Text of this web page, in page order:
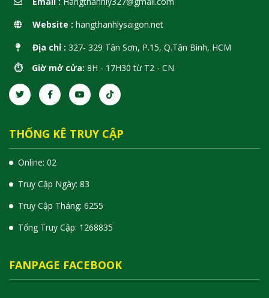
Website : hangthanhlysaigon.net
Địa chỉ : 327- 329 Tân Sơn, P.15, Q.Tân Bình, HCM
⏱️ Giờ mở cửa: 8H - 17H30 từ T2 - CN
THỐNG KÊ TRUY CẬP
Online: 02
Truy Cập Ngày: 83
Truy Cập Tháng: 6255
Tổng Truy Cập: 1 268835
FANPAGE FACEBOOK